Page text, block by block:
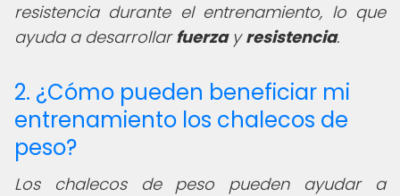
resistencia durante el entrenamiento, lo que
ayuda a desarrollarfuerzayresistencia.
2. ¿Cómo pueden beneficiar mi
entrenamiento los chalecos de
peso?
Los chalecos de peso pueden ayudar a